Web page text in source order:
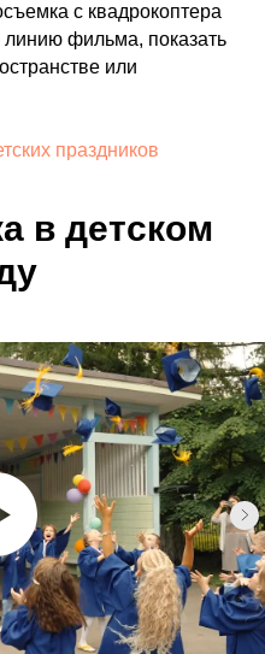
с квадрокоптера
линию фильма, показать
или
праздников
в детском